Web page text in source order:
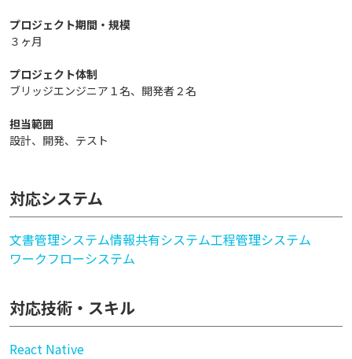
プロジェクト期間・規模
３ヶ月
プロジェクト体制
ブリッジエンジニア１名、開発者２名
担当範囲
設計、開発、テスト
対応システム
文書管理システム情報共有システム工程管理システム
ワークフローシステム
対応技術・スキル
React Native